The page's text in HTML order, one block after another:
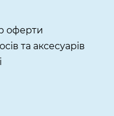
оферти
та аксесуарів